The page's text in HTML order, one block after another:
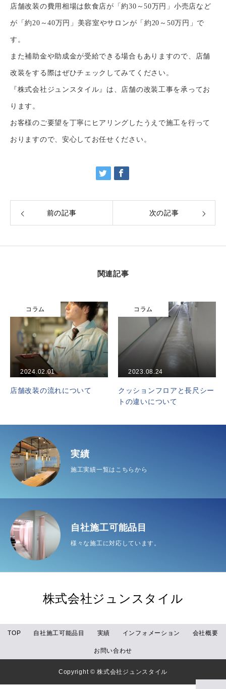
店舗改装の費用相場は飲食店が「約30～50万円」小売店など
が「約20～40万円」美容室やサロンが「約20～50万円」で
す。
また補助金や助成金が受給できる場合もありますので、店舗
改装をする際はぜひチェックしてみてください。
『株式会社ジュンスタイル』は、店舗の改装工事を承ってお
ります。
お客様のご要望を丁寧にヒアリングしたうえで施工を行って
おりますので、安心してお任せください。
前の記事 次の記事
関連記事
ついて
コラム
クッションフロアと長尺シー
2023.08.24
コラム
ワンストップ施工
実績
施工実績一覧はこちらから
自社施工可能品目
様々な施工に対応しています。
株式会社ジュンスタイル
TOP 自社施工可能品目 実績 インフォメーション 会社概要
お問い合わせ
Copyright © 株式会社ジュンスタイル